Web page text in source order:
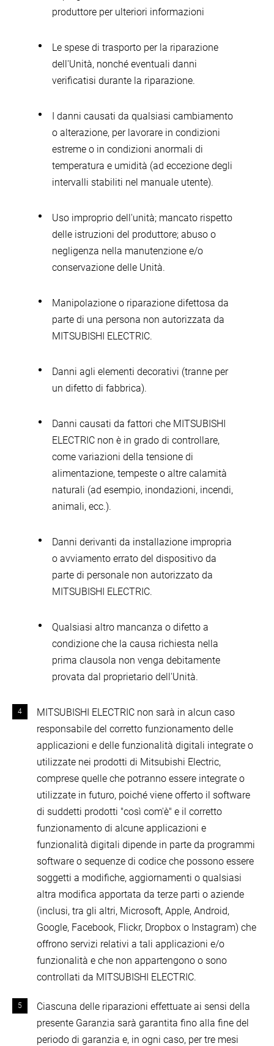
produttore per ulteriori informazioni
Le spese di trasporto per la riparazione
dell'Unità, nonché eventuali danni
verificatisi durante la riparazione.
I danni causati da qualsiasi cambiamento
o alterazione, per lavorare in condizioni
estreme o in condizioni anormali di
temperatura e umidità (ad eccezione degli
intervalli stabiliti nel manuale utente).
Uso improprio dell'unità; mancato rispetto
delle istruzioni del produttore; abuso o
negligenza nella manutenzione e/o
conservazione delle Unità.
Manipolazione o riparazione difettosa da
parte di una persona non autorizzata da
MITSUBISHI ELECTRIC.
Danni agli elementi decorativi (tranne per
un difetto di fabbrica).
Danni causati da fattori che MITSUBISHI
ELECTRIC non è in grado di controllare,
come variazioni della tensione di
alimentazione, tempeste o altre calamità
naturali (ad esempio, inondazioni, incendi,
animali, ecc.).
Danni derivanti da installazione impropria
o avviamento errato del dispositivo da
parte di personale non autorizzato da
MITSUBISHI ELECTRIC.
Qualsiasi altro mancanza o difetto a
condizione che la causa richiesta nella
prima clausola non venga debitamente
provata dal proprietario dell'Unità.
MITSUBISHI ELECTRIC non sarà in alcun caso
responsabile del corretto funzionamento delle
applicazioni e delle funzionalità digitali integrate o
utilizzate nei prodotti di Mitsubishi Electric,
comprese quelle che potranno essere integrate o
utilizzate in futuro, poiché viene offerto il software
di suddetti prodotti "così com'è" e il corretto
funzionamento di alcune applicazioni e
funzionalità digitali dipende in parte da programmi
software o sequenze di codice che possono essere
soggetti a modifiche, aggiornamenti o qualsiasi
altra modifica apportata da terze parti o aziende
(inclusi, tra gli altri, Microsoft, Apple, Android,
Google, Facebook, Flickr, Dropbox o Instagram) che
offrono servizi relativi a tali applicazioni e/o
funzionalità e che non appartengono o sono
controllati da MITSUBISHI ELECTRIC.
Ciascuna delle riparazioni effettuate ai sensi della
presente Garanzia sarà garantita fino alla fine del
periodo di garanzia e, in ogni caso, per tre mesi